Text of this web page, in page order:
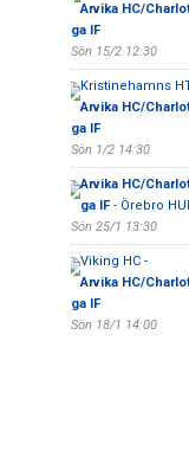
Arvika HC/
ga IF
Sön 15/2 12:30
Kristinehamns
Arvika HC/
ga IF
Sön 1/2 14:30
Arvika HC/
ga IF- Örebro
Sön 25/1 13:30
Viking HC -
Arvika HC/
ga IF
Sön 18/1 14:00